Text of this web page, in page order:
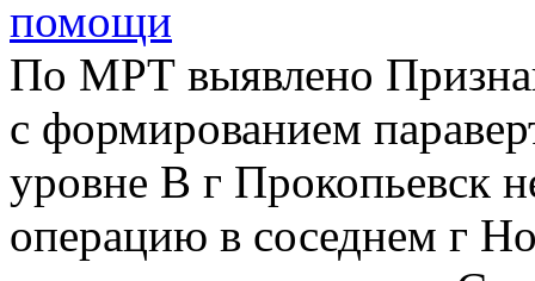
помощи
По МРТ выявлено
с формированием
уровне В г Прокопьевск
операцию в соседнем г